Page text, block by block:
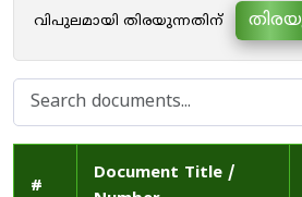
വിപുലമായി തിരയുന്നതിന്
#
Document Title /